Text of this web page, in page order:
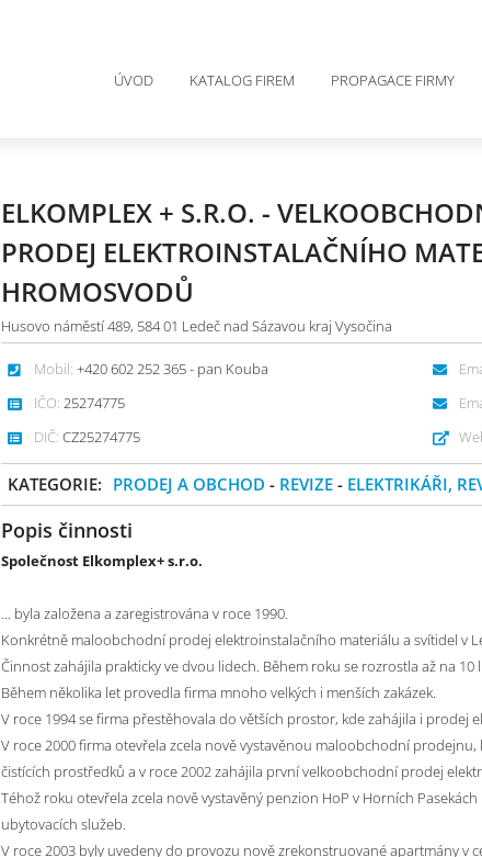
ÚVOD KATALOG FIREM PROPAGACE FIRMY
ELKOMPLEX + S.R.O. -
PRODEJ ELEKTROINSTALAČNÍHO
HROMOSVODŮ
Husovo náměstí 489, 584 01 Ledeč nad Sázavou kraj Vysočina
Mobil: +420 602 252 365 - pan Kouba
IČO: 25274775
DIČ: CZ25274775
KATEGORIE: PRODEJ A OBCHOD - REVIZE - ELEKTRIKÁŘI,
Popis činnosti
Společnost Elkomplex+ s.r.o.
... byla založena a zaregistrována v roce 1990.
Konkrétně maloobchodní prodej elektroinstalačního materiálu a svítidel v
Činnost zahájila prakticky ve dvou lidech. Během roku se rozrostla až na
Během několika let provedla firma mnoho velkých i menších zakázek.
V roce 1994 se firma přestěhovala do větších prostor, kde zahájila i prodej
V roce 2000 firma otevřela zcela nově vystavěnou maloobchodní
čistících prostředků a v roce 2002 zahájila první velkoobchodní prodej
Téhož roku otevřela zcela nově vystavěný penzion HoP v Horních
ubytovacích služeb.
V roce 2003 byly uvedeny do provozu nově zrekonstruované apartmány v